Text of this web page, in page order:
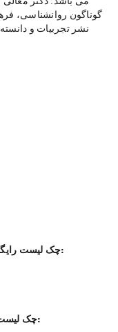
گوناگون روانشناسی،
نشر تجربیات و
چک لیست رایگانِ 75 روش برای گرم کردن رابطه زناشویی:
چک لیست رایگانِ راهنمایی هایی برای نعوظ همیشگی: